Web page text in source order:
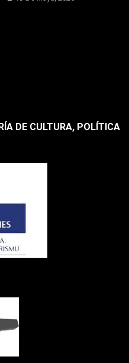
DE CULTURA, POLÍTICA